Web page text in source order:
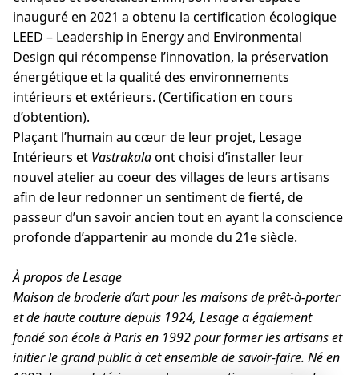
inauguré en 2021 a obtenu la certification écologique
LEED – Leadership in Energy and Environmental
Design qui récompense l’innovation, la préservation
énergétique et la qualité des environnements
intérieurs et extérieurs. (Certification en cours
d’obtention).
Plaçant l’humain au cœur de leur projet, Lesage
Intérieurs et Vastrakalaont choisi d’installer leur
nouvel atelier au coeur des villages de leurs artisans
afin de leur redonner un sentiment de fierté, de
passeur d’un savoir ancien tout en ayant la conscience
profonde d’appartenir au monde du 21e siècle.
À propos de Lesage
Maison de broderie d’art pour les maisons de prêt-à-porter
et de haute couture depuis 1924, Lesage a également
fondé son école à Paris en 1992 pour former les artisans et
initier le grand public à cet ensemble de savoir-faire. Né en